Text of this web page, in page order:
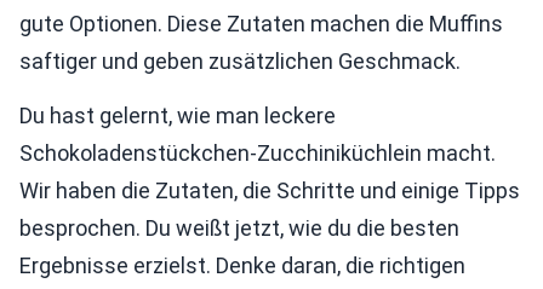
gute Optionen. Diese Zutaten machen die Muffins
saftiger und geben zusätzlichen Geschmack.
Du hast gelernt, wie man leckere
Schokoladenstückchen-Zucchiniküchlein macht.
Wir haben die Zutaten, die Schritte und einige Tipps
besprochen. Du weißt jetzt, wie du die besten
Ergebnisse erzielst. Denke daran, die richtigen